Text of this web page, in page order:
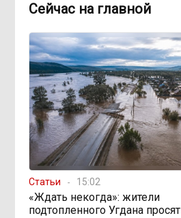
08:10 Прокуратура начала
из-за раскопок ТГК-14
19:02, Вчера Когда ждать
Забайкалье — в списке
где бюджетники могут
выплат
17:30, Вчера «Их масштаб
превысить весь наш опыт»:
предупреждает о
угрозе на фоне пожаров в
Сейчас на главной
Статьи 15:02
«Ждать некогда»: жители
подтопленного Угдана